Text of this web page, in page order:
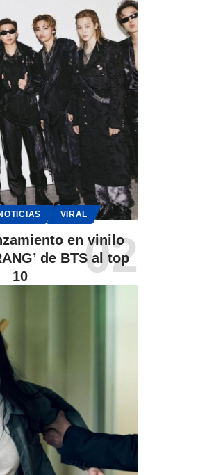
VIRAL
en vinilo
de BTS al top
10